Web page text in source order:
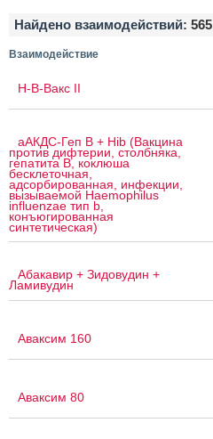
Найдено взаимодействий: 565
Взаимодействие
H-B-Вакс II
аАКДС-Геп B + Hib (Вакцина
против дифтерии, столбняка,
гепатита B, коклюша
бесклеточная,
адсорбированная, инфекции,
вызываемой Haemophilus
influenzae тип b,
конъюгированная
синтетическая)
Абакавир + Зидовудин +
Ламивудин
Аваксим 160
Аваксим 80